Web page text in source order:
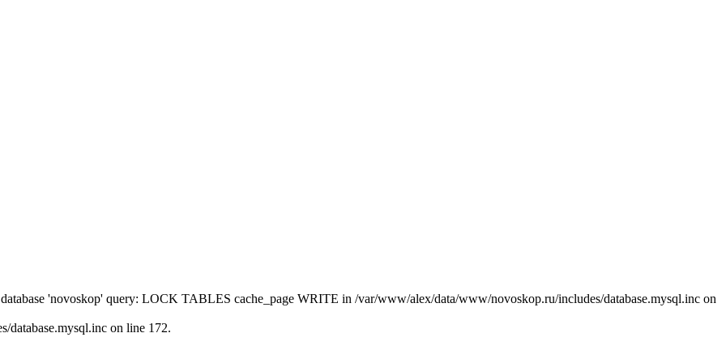
'novoskop' query: LOCK TABLES cache_page WRITE in /var/www/alex/data/www/novoskop.ru/includes/database.mysql.inc on
on line 172.